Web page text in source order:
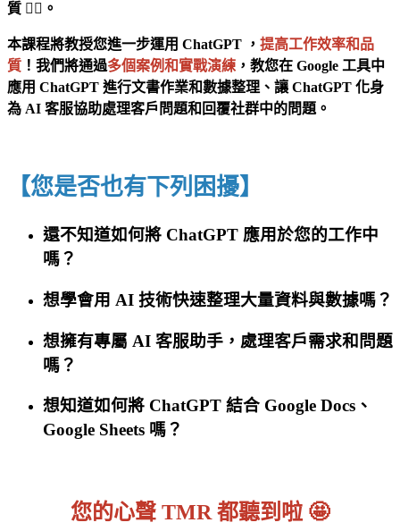
質 🙋‍♂️。
本課程將教授您進一步運用 ChatGPT ， 提高工作效率和品
質 ！我們將通過多個案例和實戰演練 ，教您在 Google 工具中
應用 ChatGPT 進行文書作業和數據整理、讓 ChatGPT 化身
為 AI 客服協助處理客戶問題和回覆社群中的問題。
【您是否也有下列困擾】
還不知道如何將 ChatGPT 應用於您的工作中
嗎？
想學會用 AI 技術快速整理大量資料與數據嗎？
想擁有專屬 AI 客服助手，處理客戶需求和問題
嗎？
想知道如何將 ChatGPT 結合 Google Docs、
Google Sheets 嗎？
您的心聲 TMR 都聽到啦 🤩